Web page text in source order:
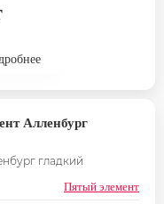
Алленбург
Пятый элемент